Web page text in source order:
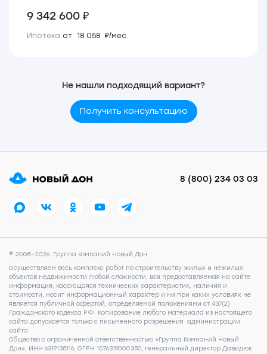
9 342 600 ₽
Ипотека от 18 058 ₽/мес.
Не нашли подходящий вариант?
Получить консультацию
8 (800) 234 03 03
© 2008—2026. Группа компаний Новый Дон
Осуществляем весь комплекс работ по строительству жилых и нежилых
объектов недвижимости любой сложности. Вся предоставляемая на сайте
информация, касающаяся технических характеристик, наличия и
стоимости, носит информационный характер и ни при каких условиях не
является публичной офертой, определяемой положениями ст.437(2)
Гражданского кодекса РФ. Копирование любого материала из настоящего
сайта допускается только с письменного разрешения администрации
сайта.
Общество с ограниченной ответственностью «Группа Компаний Новый
Дон», ИНН 6319135116, ОГРН 1076319000350, генеральный директор Давидюк